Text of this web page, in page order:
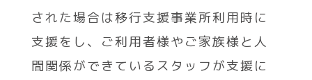
された場合は移行支援事業所利用時に
支援をし、ご利用者様やご家族様と人
間関係ができているスタッフが支援に